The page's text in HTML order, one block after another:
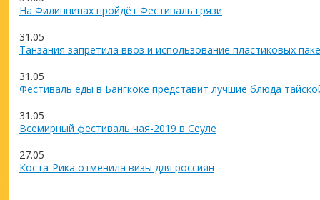
На Филиппинах пройдёт Фестиваль грязи
31.05
Танзания запретила ввоз и использование пластиковых
31.05
Фестиваль еды в Бангкоке представит лучшие блюда
31.05
Всемирный фестиваль чая-2019 в Сеуле
27.05
Коста-Рика отменила визы для россиян